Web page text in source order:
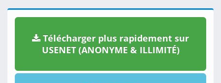
Télécharger plus rapidement sur
USENET (ANONYME & ILLIMITÉ)